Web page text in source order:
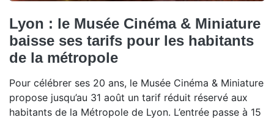
Lyon : le Musée Cinéma & Miniature
baisse ses tarifs pour les habitants
de la métropole
Pour célébrer ses 20 ans, le Musée Cinéma & Miniature
propose jusqu’au 31 août un tarif réduit réservé aux
habitants de la Métropole de Lyon. L’entrée passe à 15